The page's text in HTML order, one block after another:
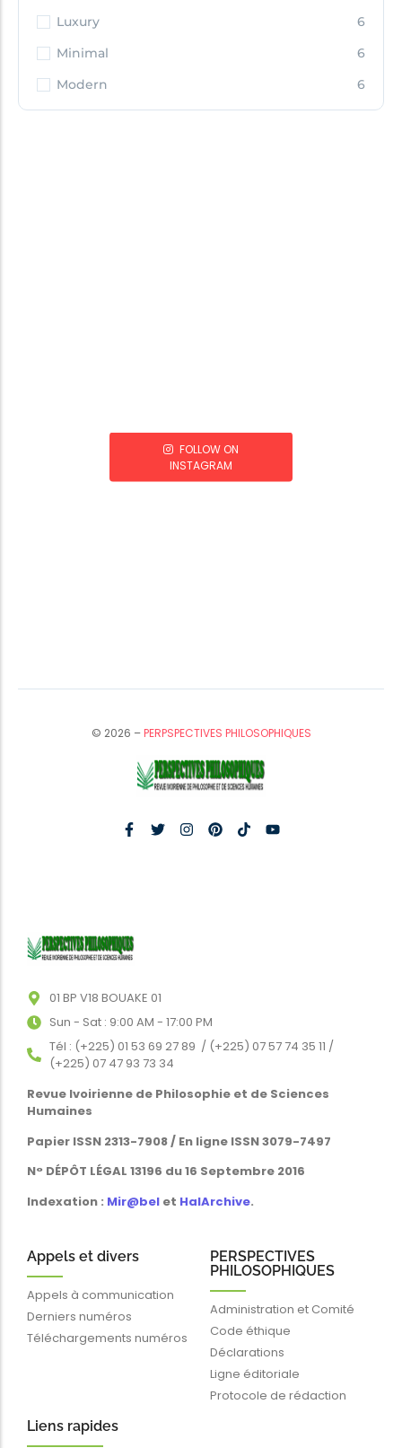
Luxury
6
Minimal
6
Modern
6
FOLLOW ON
INSTAGRAM
© 2026 –PERPSPECTIVES PHILOSOPHIQUES
01 BP V18 BOUAKE 01
Sun - Sat : 9:00 AM - 17:00 PM
Tél : (+225) 01 53 69 27 89 / (+225) 07 57 74 35 11 /
(+225) 07 47 93 73 34
Revue Ivoirienne de Philosophie et de Sciences
Humaines
Papier ISSN 2313-7908 / En ligne ISSN 3079-7497
N° DÉPÔT LÉGAL 13196 du 16 Septembre 2016
Indexation : Mir@bel et HalArchive.
Appels et divers
Appels à communication
Derniers numéros
Téléchargements numéros
PERSPECTIVES
PHILOSOPHIQUES
Administration et Comité
Code éthique
Déclarations
Ligne éditoriale
Protocole de rédaction
Liens rapides